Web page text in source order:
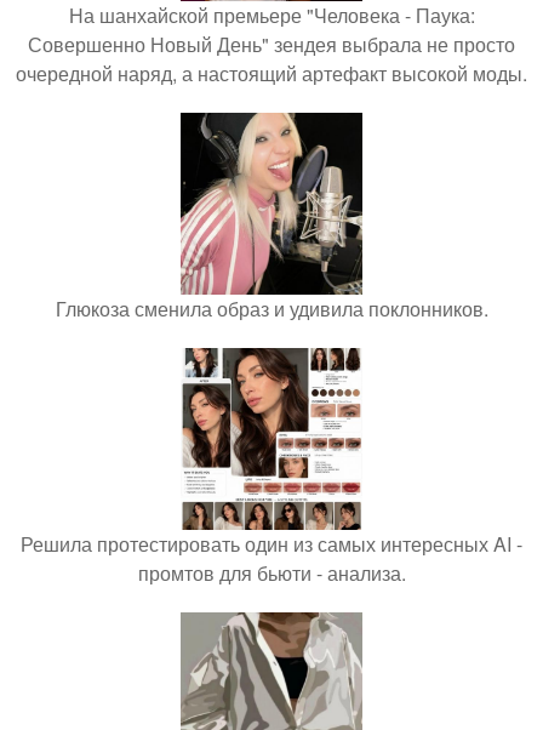
На шанхайской премьере "Человека - Паука:
Совершенно Новый День" зендея выбрала не просто
очередной наряд, а настоящий артефакт высокой моды.
Глюкоза сменила образ и удивила поклонников.
Решила протестировать один из самых интересных AI -
промтов для бьюти - анализа.